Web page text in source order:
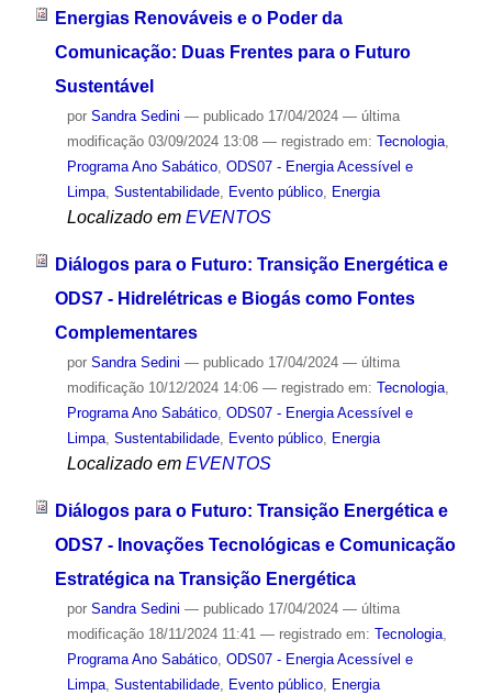
Energias Renováveis e o Poder da
Comunicação: Duas Frentes para o Futuro
Sustentável
por Sandra Sedini — publicado17/04/2024 — última
modificação03/09/2024 13:08 — registrado em: Tecnologia,
Programa Ano Sabático, ODS07 - Energia Acessível e
Limpa, Sustentabilidade, Evento público, Energia
Localizado em EVENTOS
Diálogos para o Futuro: Transição Energética e
ODS7 - Hidrelétricas e Biogás como Fontes
Complementares
por Sandra Sedini — publicado17/04/2024 — última
modificação10/12/2024 14:06 — registrado em: Tecnologia,
Programa Ano Sabático, ODS07 - Energia Acessível e
Limpa, Sustentabilidade, Evento público, Energia
Localizado em EVENTOS
Diálogos para o Futuro: Transição Energética e
ODS7 - Inovações Tecnológicas e Comunicação
Estratégica na Transição Energética
por Sandra Sedini — publicado17/04/2024 — última
modificação18/11/2024 11:41 — registrado em: Tecnologia,
Programa Ano Sabático, ODS07 - Energia Acessível e
Limpa, Sustentabilidade, Evento público, Energia